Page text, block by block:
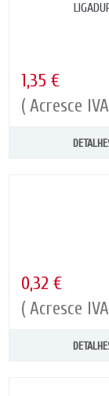
1,35 €
( Acresce
0,32 €
( Acresce